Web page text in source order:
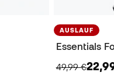
AUSLAUF
Essentials
49,99 €